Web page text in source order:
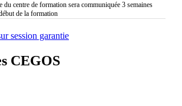
du centre de formation sera communiquée 3 semaines
de la formation
session garantie
CEGOS